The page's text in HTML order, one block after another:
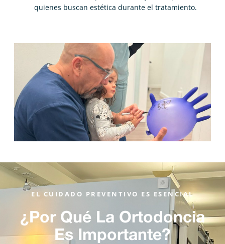
quienes buscan estética durante el tratamiento.
EL CUIDADO PREVENTIVO ES ESENCIAL
¿Por Qué La Ortodoncia
Es Importante?